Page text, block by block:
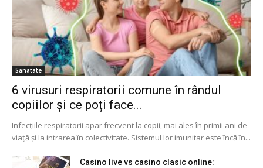
Sanatate
6 virusuri respiratorii comune în rândul
copiilor și ce poți face...
Infecțiile respiratorii apar frecvent la copii, mai ales în primii ani de
viață și la intrarea în colectivitate. Sistemul lor imunitar este încă în...
Casino live vs casino clasic online: